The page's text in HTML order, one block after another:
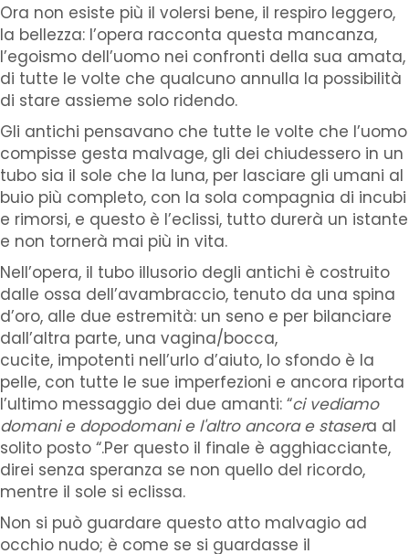
Ora non esiste più il volersi bene, il respiro leggero,
la bellezza: l’opera racconta questa mancanza,
l’egoismo dell’uomo nei confronti della sua amata,
di tutte le volte che qualcuno annulla la possibilità
di stare assieme solo ridendo.
Gli antichi pensavano che tutte le volte che l’uomo
compisse gesta malvage, gli dei chiudessero in un
tubo sia il sole che la luna, per lasciare gli umani al
buio più completo, con la sola compagnia di incubi
e rimorsi, e questo è l’eclissi, tutto durerà un istante
e non tornerà mai più in vita.
Nell’opera, il tubo illusorio degli antichi è costruito
dalle ossa dell’avambraccio, tenuto da una spina
d’oro, alle due estremità: un seno e per bilanciare
dall’altra parte, una vagina/bocca,
cucite, impotenti nell’urlo d’aiuto, lo sfondo è la
pelle, con tutte le sue imperfezioni e ancora riporta
l’ultimo messaggio dei due amanti: “ci vediamo
domani e dopodomani e l'altro ancora e stasera al
solito posto “.Per questo il finale è agghiacciante,
direi senza speranza se non quello del ricordo,
mentre il sole si eclissa.
Non si può guardare questo atto malvagio ad
occhio nudo; è come se si guardasse il